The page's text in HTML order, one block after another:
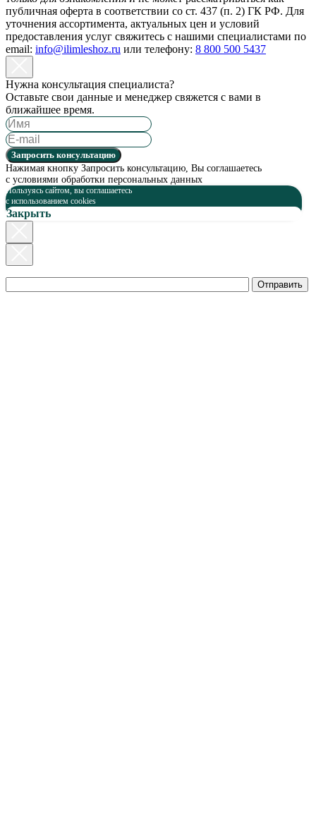
публичная оферта в соответствии со ст. 437 (п. 2) ГК РФ. Для
уточнения ассортимента, актуальных цен и условий
предоставления услуг свяжитесь с нашими специалистами по
email: info@ilimleshoz.ru или телефону: 8 800 500 5437
Нужна консультация специалиста?
Оставьте свои данные и менеджер свяжется с вами в
ближайшее время.
Запросить консультацию
Нажимая кнопку Запросить консультацию, Вы соглашаетесь
с условиями обработки персональных данных
Пользуясь сайтом, вы соглашаетесь
c использованием cookies
Закрыть